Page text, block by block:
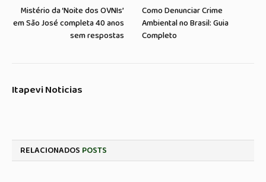
Mistério da ‘Noite dos OVNIs’
em São José completa 40 anos
sem respostas
Como Denunciar Crime
Ambiental no Brasil: Guia
Completo
Itapevi Noticias
RELACIONADOS POSTS